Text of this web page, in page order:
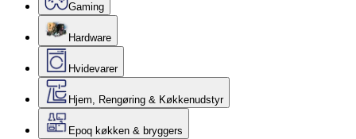
Gaming
Hardware
Hvidevarer
Hjem, Rengøring & Køkkenudstyr
Epoq køkken & bryggers